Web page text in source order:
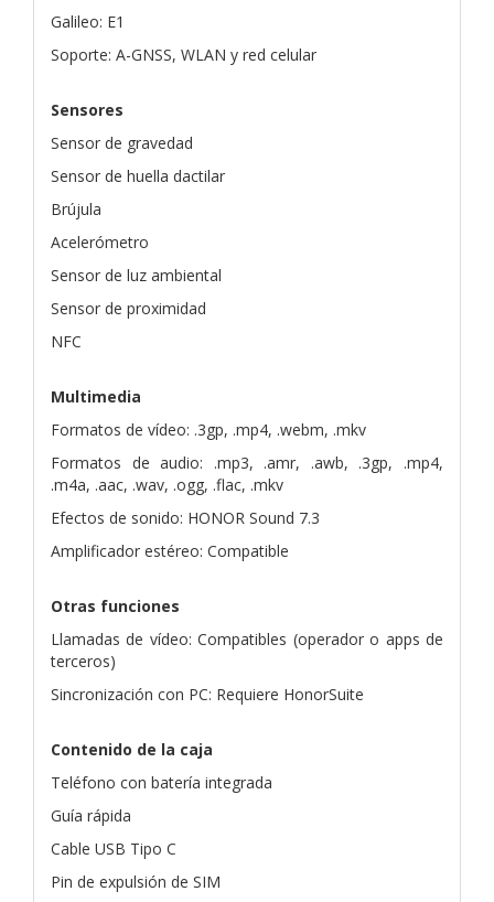
Galileo: E1
Soporte: A-GNSS, WLAN y red celular
Sensores
Sensor de gravedad
Sensor de huella dactilar
Brújula
Acelerómetro
Sensor de luz ambiental
Sensor de proximidad
NFC
Multimedia
Formatos de vídeo: .3gp, .mp4, .webm, .mkv
Formatos de audio: .mp3, .amr, .awb, .3gp, .mp4,
.m4a, .aac, .wav, .ogg, .flac, .mkv
Efectos de sonido: HONOR Sound 7.3
Amplificador estéreo: Compatible
Otras funciones
Llamadas de vídeo: Compatibles (operador o apps de
terceros)
Sincronización con PC: Requiere HonorSuite
Contenido de la caja
Teléfono con batería integrada
Guía rápida
Cable USB Tipo C
Pin de expulsión de SIM